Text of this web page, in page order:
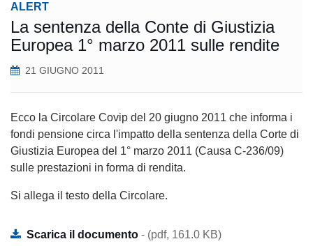
ALERT
La sentenza della Conte di Giustizia
Europea 1° marzo 2011 sulle rendite
21 GIUGNO 2011
Ecco la Circolare Covip del 20 giugno 2011 che informa i
fondi pensione circa l'impatto della sentenza della Corte di
Giustizia Europea del 1° marzo 2011 (Causa C-236/09)
sulle prestazioni in forma di rendita.
Si allega il testo della Circolare.
Scarica il documento - (pdf, 161.0 KB)